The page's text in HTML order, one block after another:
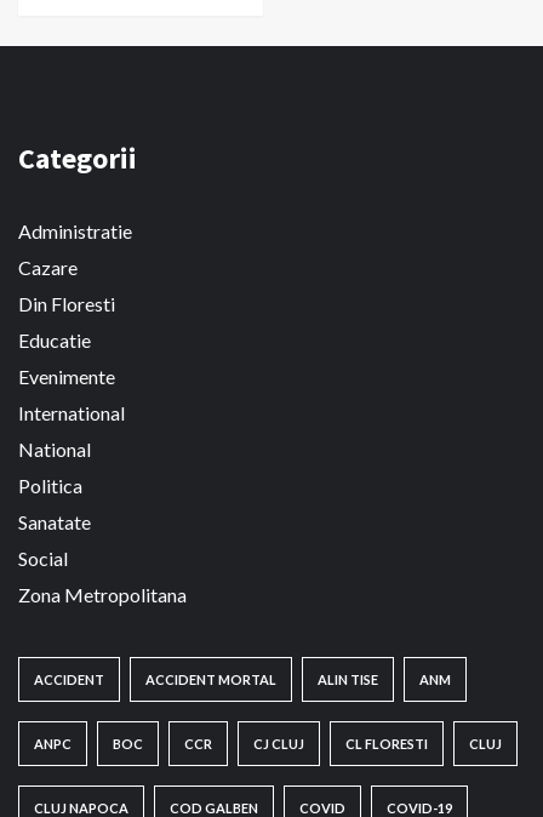
Categorii
Administratie
Cazare
Din Floresti
Educatie
Evenimente
International
National
Politica
Sanatate
Social
Zona Metropolitana
ACCIDENT ACCIDENT MORTAL ALIN TISE ANM
ANPC BOC CCR CJ CLUJ CL FLORESTI CLUJ
CLUJ NAPOCA COD GALBEN COVID COVID-19